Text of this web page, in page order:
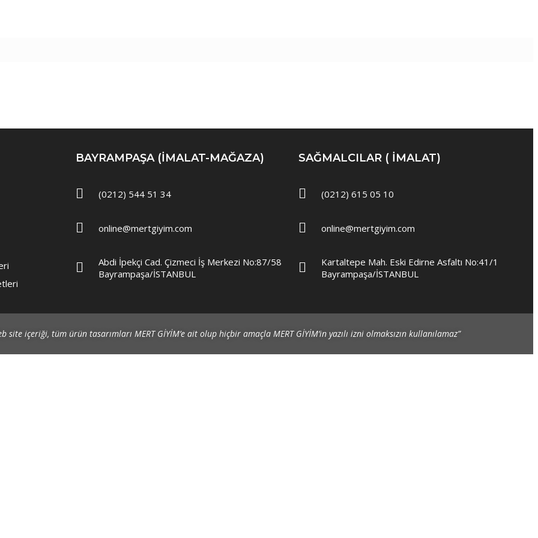
BAYRAMPAŞA (IMALAT-MAĞAZA)
(0212) 544 51 34
online@mertgiyim.com
Abdi İpekçi Cad. Çizmeci İş Merkezi No:87/58
Bayrampaşa/İSTANBUL
SAĞMALCILAR ( IMALAT)
(0212) 615 05 10
online@mertgiyim.com
Kartaltepe Mah. Eski Edirne Asfaltı No:41/1
Bayrampaşa/İSTANBUL
site içeriği, tüm ürün tasarımları MERT GİYİM’e ait olup hiçbir amaçla MERT GİYİM’in yazılı izni olmaksızın kullanılamaz”